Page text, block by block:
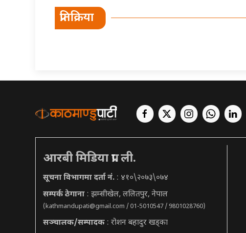
प्रतिक्रिया
आरबी मिडिया प्रा. ली.
सूचना विभागमा दर्ता नं. : ४१०\२०७३\०७४
सम्पर्क ठेगाना : झम्सीखेल, ललितपुर, नेपाल
(kathmandupati@gmail.com / 01-5010547 / 9801028760)
सञ्चालक/सम्पादक : रोशन बहादुर खड्का